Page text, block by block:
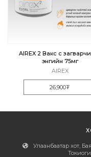
AIREX
AIREX 2 Вакс үс
энгийн 75мг
26,900₮
Улаанбаатар хот,